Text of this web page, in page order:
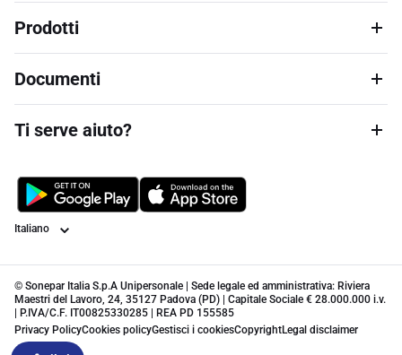
Prodotti
Documenti
Ti serve aiuto?
Lingua
© Sonepar Italia S.p.A Unipersonale | Sede legale ed amministrativa: Riviera
Maestri del Lavoro, 24, 35127 Padova (PD) | Capitale Sociale € 28.000.000 i.v.
| P.IVA/C.F. IT00825330285 | REA PD 155585
Privacy PolicyCookies policyGestisci i cookiesCopyrightLegal disclaimer